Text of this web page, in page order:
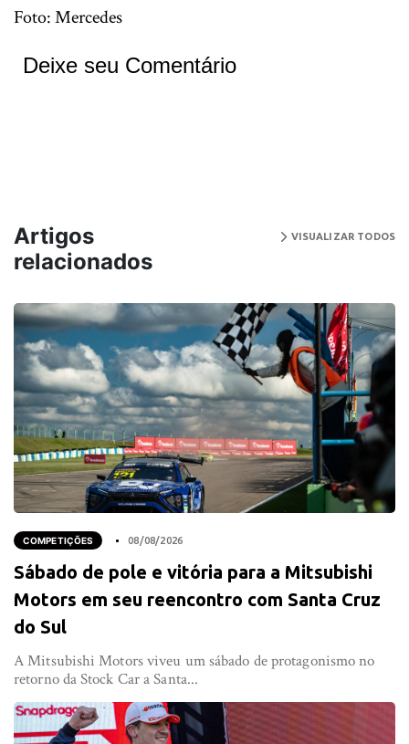
Foto: Mercedes
Deixe seu Comentário
Artigos
relacionados
VISUALIZAR TODOS
COMPETIÇÕES 08/08/2026
Sábado de pole e vitória para a Mitsubishi
Motors em seu reencontro com Santa Cruz
do Sul
A Mitsubishi Motors viveu um sábado de protagonismo no
retorno da Stock Car a Santa...